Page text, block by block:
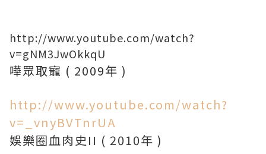
http://www.youtube.com/watch?
v=gNM3JwOkkqU
嘩眾取寵 ( 2009年 )
http://www.youtube.com/watch?
v=_vnyBVTnrUA
娛樂圈血肉史II ( 2010年 )